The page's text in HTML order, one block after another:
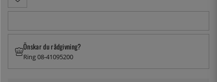
Önskar du rådgivning?
Ring 08-41095200